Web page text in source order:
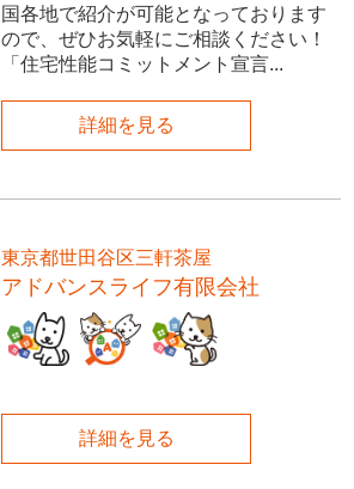
国各地で紹介が可能となっております
ので、ぜひお気軽にご相談ください！
「住宅性能コミットメント宣言...
詳細を見る
東京都世田谷区三軒茶屋
アドバンスライフ有限会社
詳細を見る